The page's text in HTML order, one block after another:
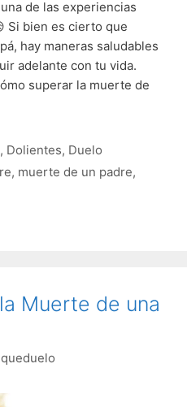
de las experiencias
Si bien es cierto que
hay maneras saludables
adelante con tu vida.
superar la muerte de
, Dolientes, Duelo
, muerte de un padre,
Muerte de una